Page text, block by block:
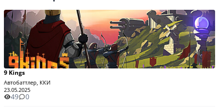
9 Kings
Автобаттлер, ККИ
23.05.2025
49 0